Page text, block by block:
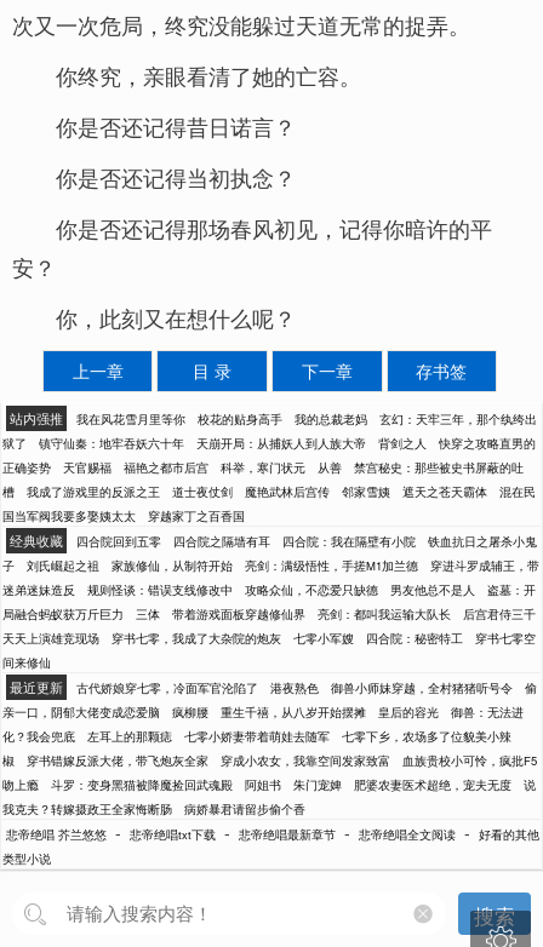
次又一次危局，终究没能躲过天道无常的捉弄。
你终究，亲眼看清了她的亡容。
你是否还记得昔日诺言？
你是否还记得当初执念？
你是否还记得那场春风初见，记得你暗许的平
安？
你，此刻又在想什么呢？
上一章 目 录 下一章 存书签
站内强推 我在风花雪月里等你 校花的贴身高手 我的总裁老妈
玄幻：天牢三年，那个纨绔出
狱了
镇守仙秦：地牢吞妖六十年 天崩开局：从捕妖人到人族大帝 背剑之人
快穿之攻略直男的
正确姿势
天官赐福 福艳之都市后宫 科举，寒门状元 从善
禁宫秘史：那些被史书屏蔽的吐
槽
我成了游戏里的反派之王 道士夜仗剑 魔艳武林后宫传 邻家雪姨 遮天之苍天霸体
混在民
国当军阀我要多娶姨太太
穿越家丁之百香国
经典收藏 四合院回到五零 四合院之隔墙有耳 四合院：我在隔壁有小院
铁血抗日之屠杀小鬼
子
刘氏崛起之祖 家族修仙，从制符开始 亮剑：满级悟性，手搓M1加兰德
穿进斗罗成辅王，带
迷弟迷妹造反
规则怪谈：错误支线修改中 攻略众仙，不恋爱只缺德 男友他总不是人
盗墓：开
局融合蚂蚁获万斤巨力
三体 带着游戏面板穿越修仙界 亮剑：都叫我运输大队长
后宫君侍三千
天天上演雄竞现场
穿书七零，我成了大杂院的炮灰 七零小军嫂 四合院：秘密特工
穿书七零空
间来修仙
最近更新 古代娇娘穿七零，冷面军官沦陷了 港夜熟色 御兽小师妹穿越，全村猪猪听号令
偷
亲一口，阴郁大佬变成恋爱脑
疯柳腰 重生千禧，从八岁开始摆摊 皇后的容光
御兽：无法进
化？我会兜底
左耳上的那颗痣 七零小娇妻带着萌娃去随军
七零下乡，农场多了位貌美小辣
椒
穿书错嫁反派大佬，带飞炮灰全家 穿成小农女，我靠空间发家致富
血族贵校小可怜，疯批F5
吻上瘾
斗罗：变身黑猫被降魔捡回武魂殿 阿姐书 朱门宠婢 肥婆农妻医术超绝，宠夫无度
说
我克夫？转嫁摄政王全家悔断肠
病娇暴君请留步偷个香
悲帝绝唱 芥兰悠悠 - 悲帝绝唱txt下载 - 悲帝绝唱最新章节 - 悲帝绝唱全文阅读 - 好看的其他
类型小说
搜索